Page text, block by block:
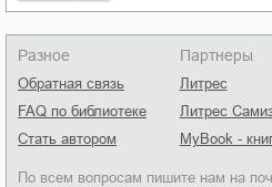
Разное
Обратная связь
FAQ по библиотеке
Стать автором
Партнеры
Литрес
Литрес
MyBook -
По всем вопросам пишите нам на